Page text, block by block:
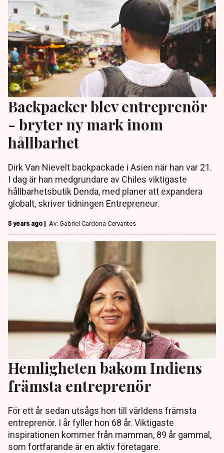
Backpacker blev entreprenör
- bryter ny mark inom
hållbarhet
Dirk Van Nievelt backpackade i Asien när han var 21.
I dag är han medgrundare av Chiles viktigaste
hållbarhetsbutik Denda, med planer att expandera
globalt, skriver tidningen Entrepreneur.
5 years ago | Av: Gabriel Cardona Cervantes
Hemligheten bakom Indiens
främsta entreprenör
För ett år sedan utsågs hon till världens främsta
entreprenör. I år fyller hon 68 år. Viktigaste
inspirationen kommer från mamman, 89 år gammal,
som fortfarande är en aktiv företagare.